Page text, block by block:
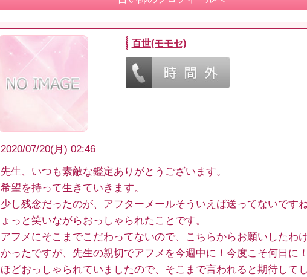
百世(モモセ)
2020/07/20(月) 02:46
先生、いつも素敵な鑑定ありがとうございます。
希望を持って生きていきます。
少し残念だったのが、アフターメールそういえば送ってないです
ょっと笑いながらおっしゃられたことです。
アフメにそこまでこだわってないので、こちらからお願いしたわ
かったですが、先生の親切でアフメを今週中に！今度こそ何日に
ほどおっしゃられていましたので、そこまで言われると期待して